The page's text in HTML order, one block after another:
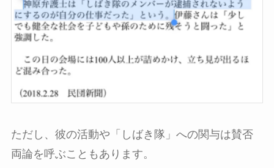
ただし、彼の活動や「しばき隊」への関与は賛否
両論を呼ぶこともあります。